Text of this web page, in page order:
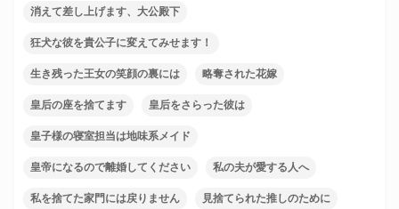
消えて差し上げます、大公殿下
狂犬な彼を貴公子に変えてみせます！
生き残った王女の笑顔の裏には 略奪された花嫁
皇后の座を捨てます 皇后をさらった彼は
皇子様の寝室担当は地味系メイド
皇帝になるので離婚してください 私の夫が愛する人へ
私を捨てた家門には戻りません 見捨てられた推しのために